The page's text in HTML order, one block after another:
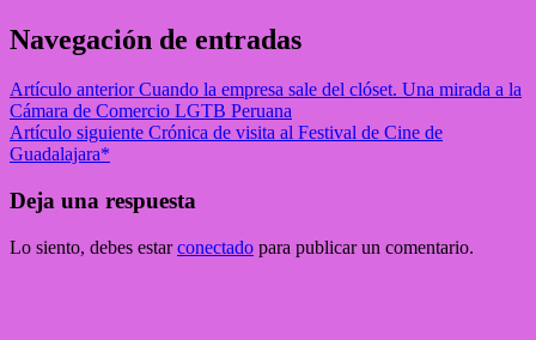
Navegación de entradas
Artículo anterior Cuando la empresa sale del clóset. Una mirada a la
Cámara de Comercio LGTB Peruana
Artículo siguiente Crónica de visita al Festival de Cine de
Guadalajara*
Deja una respuesta
Lo siento, debes estarconectado para publicar un comentario.